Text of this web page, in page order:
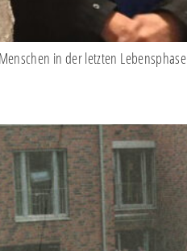
in der letzten Lebensphase